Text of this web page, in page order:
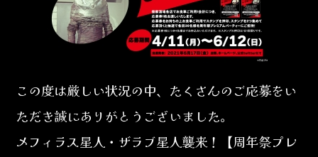
この度は厳しい状況の中、たくさんのご応募をい
ただき誠にありがとうございました。
メフィラス星人・ザラブ星人襲来！【周年祭プレ